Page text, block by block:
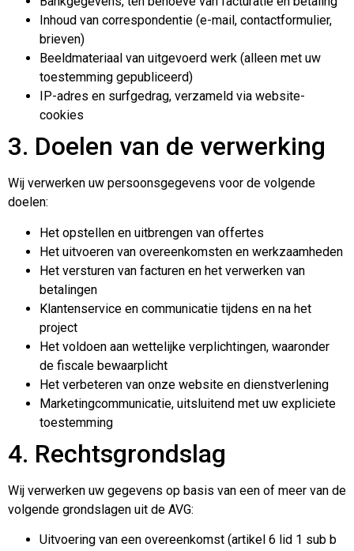
Inhoud van correspondentie (e-mail, contactformulier,
brieven)
Beeldmateriaal van uitgevoerd werk (alleen met uw
toestemming gepubliceerd)
IP-adres en surfgedrag, verzameld via website-
cookies
3. Doelen van de verwerking
Wij verwerken uw persoonsgegevens voor de volgende
doelen:
Het opstellen en uitbrengen van offertes
Het uitvoeren van overeenkomsten en werkzaamheden
Het versturen van facturen en het verwerken van
betalingen
Klantenservice en communicatie tijdens en na het
project
Het voldoen aan wettelijke verplichtingen, waaronder
de fiscale bewaarplicht
Het verbeteren van onze website en dienstverlening
Marketingcommunicatie, uitsluitend met uw expliciete
toestemming
4. Rechtsgrondslag
Wij verwerken uw gegevens op basis van een of meer van de
volgende grondslagen uit de AVG:
Uitvoering van een overeenkomst (artikel 6 lid 1 sub b